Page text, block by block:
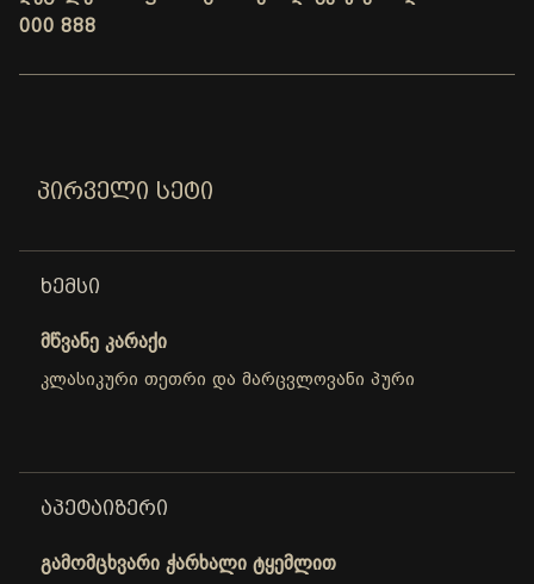
000 888
ᲞᲘᲠᲕᲔᲚᲘ ᲡᲔᲢᲘ
ᲮᲔᲛᲡᲘ
მწვანე კარაქი
კლასიკური თეთრი და მარცვლოვანი პური
ᲐᲞᲔᲢᲐᲘᲖᲔᲠᲘ
გამომცხვარი ჭარხალი ტყემლით